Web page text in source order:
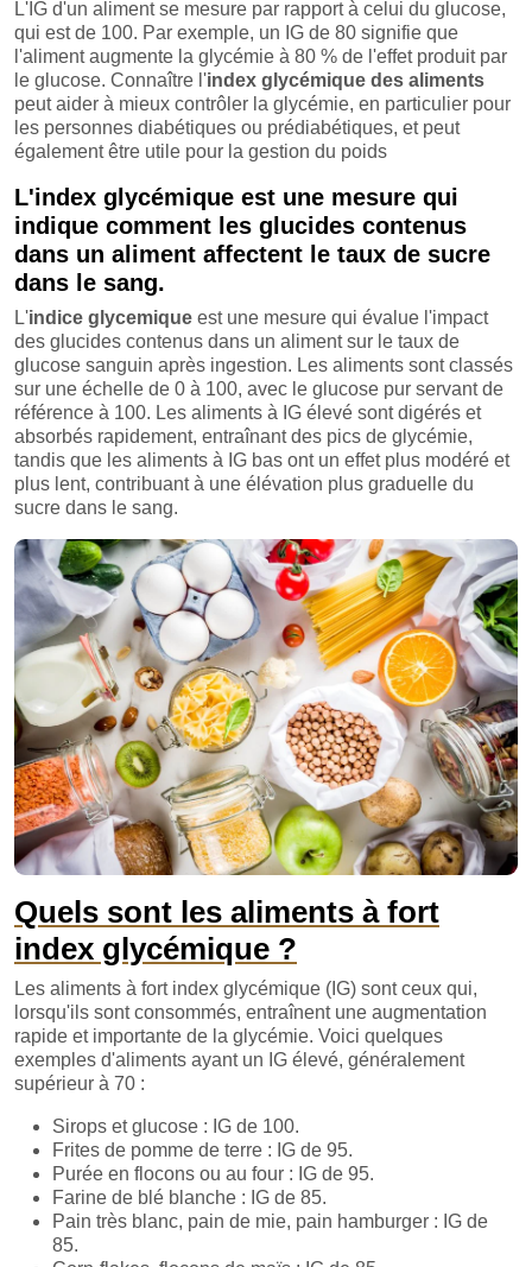
L'IG d'un aliment se mesure par rapport à celui du glucose,
qui est de 100. Par exemple, un IG de 80 signifie que
l'aliment augmente la glycémie à 80 % de l'effet produit par
le glucose. Connaître l'index glycémique des aliments
peut aider à mieux contrôler la glycémie, en particulier pour
les personnes diabétiques ou prédiabétiques, et peut
également être utile pour la gestion du poids
L'index glycémique est une mesure qui
indique comment les glucides contenus
dans un aliment affectent le taux de sucre
dans le sang.
L'indice glycemique est une mesure qui évalue l'impact
des glucides contenus dans un aliment sur le taux de
glucose sanguin après ingestion. Les aliments sont classés
sur une échelle de 0 à 100, avec le glucose pur servant de
référence à 100. Les aliments à IG élevé sont digérés et
absorbés rapidement, entraînant des pics de glycémie,
tandis que les aliments à IG bas ont un effet plus modéré et
plus lent, contribuant à une élévation plus graduelle du
sucre dans le sang.
Quels sont les aliments à fort
index glycémique ?
Les aliments à fort index glycémique (IG) sont ceux qui,
lorsqu'ils sont consommés, entraînent une augmentation
rapide et importante de la glycémie. Voici quelques
exemples d'aliments ayant un IG élevé, généralement
supérieur à 70 :
Sirops et glucose : IG de 100.
Frites de pomme de terre : IG de 95.
Purée en flocons ou au four : IG de 95.
Farine de blé blanche : IG de 85.
Pain très blanc, pain de mie, pain hamburger : IG de
85.